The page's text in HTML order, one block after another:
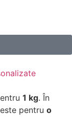
1 kg. În
pentru o